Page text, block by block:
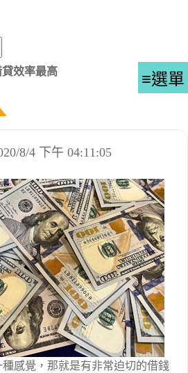
≡選單
效率最高
8/4 下午 04:11:05
感覺，那就是有非常迫切的借錢